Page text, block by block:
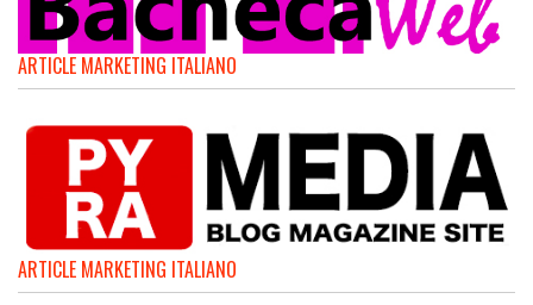
ARTICLE MARKETING ITALIANO
ARTICLE MARKETING ITALIANO